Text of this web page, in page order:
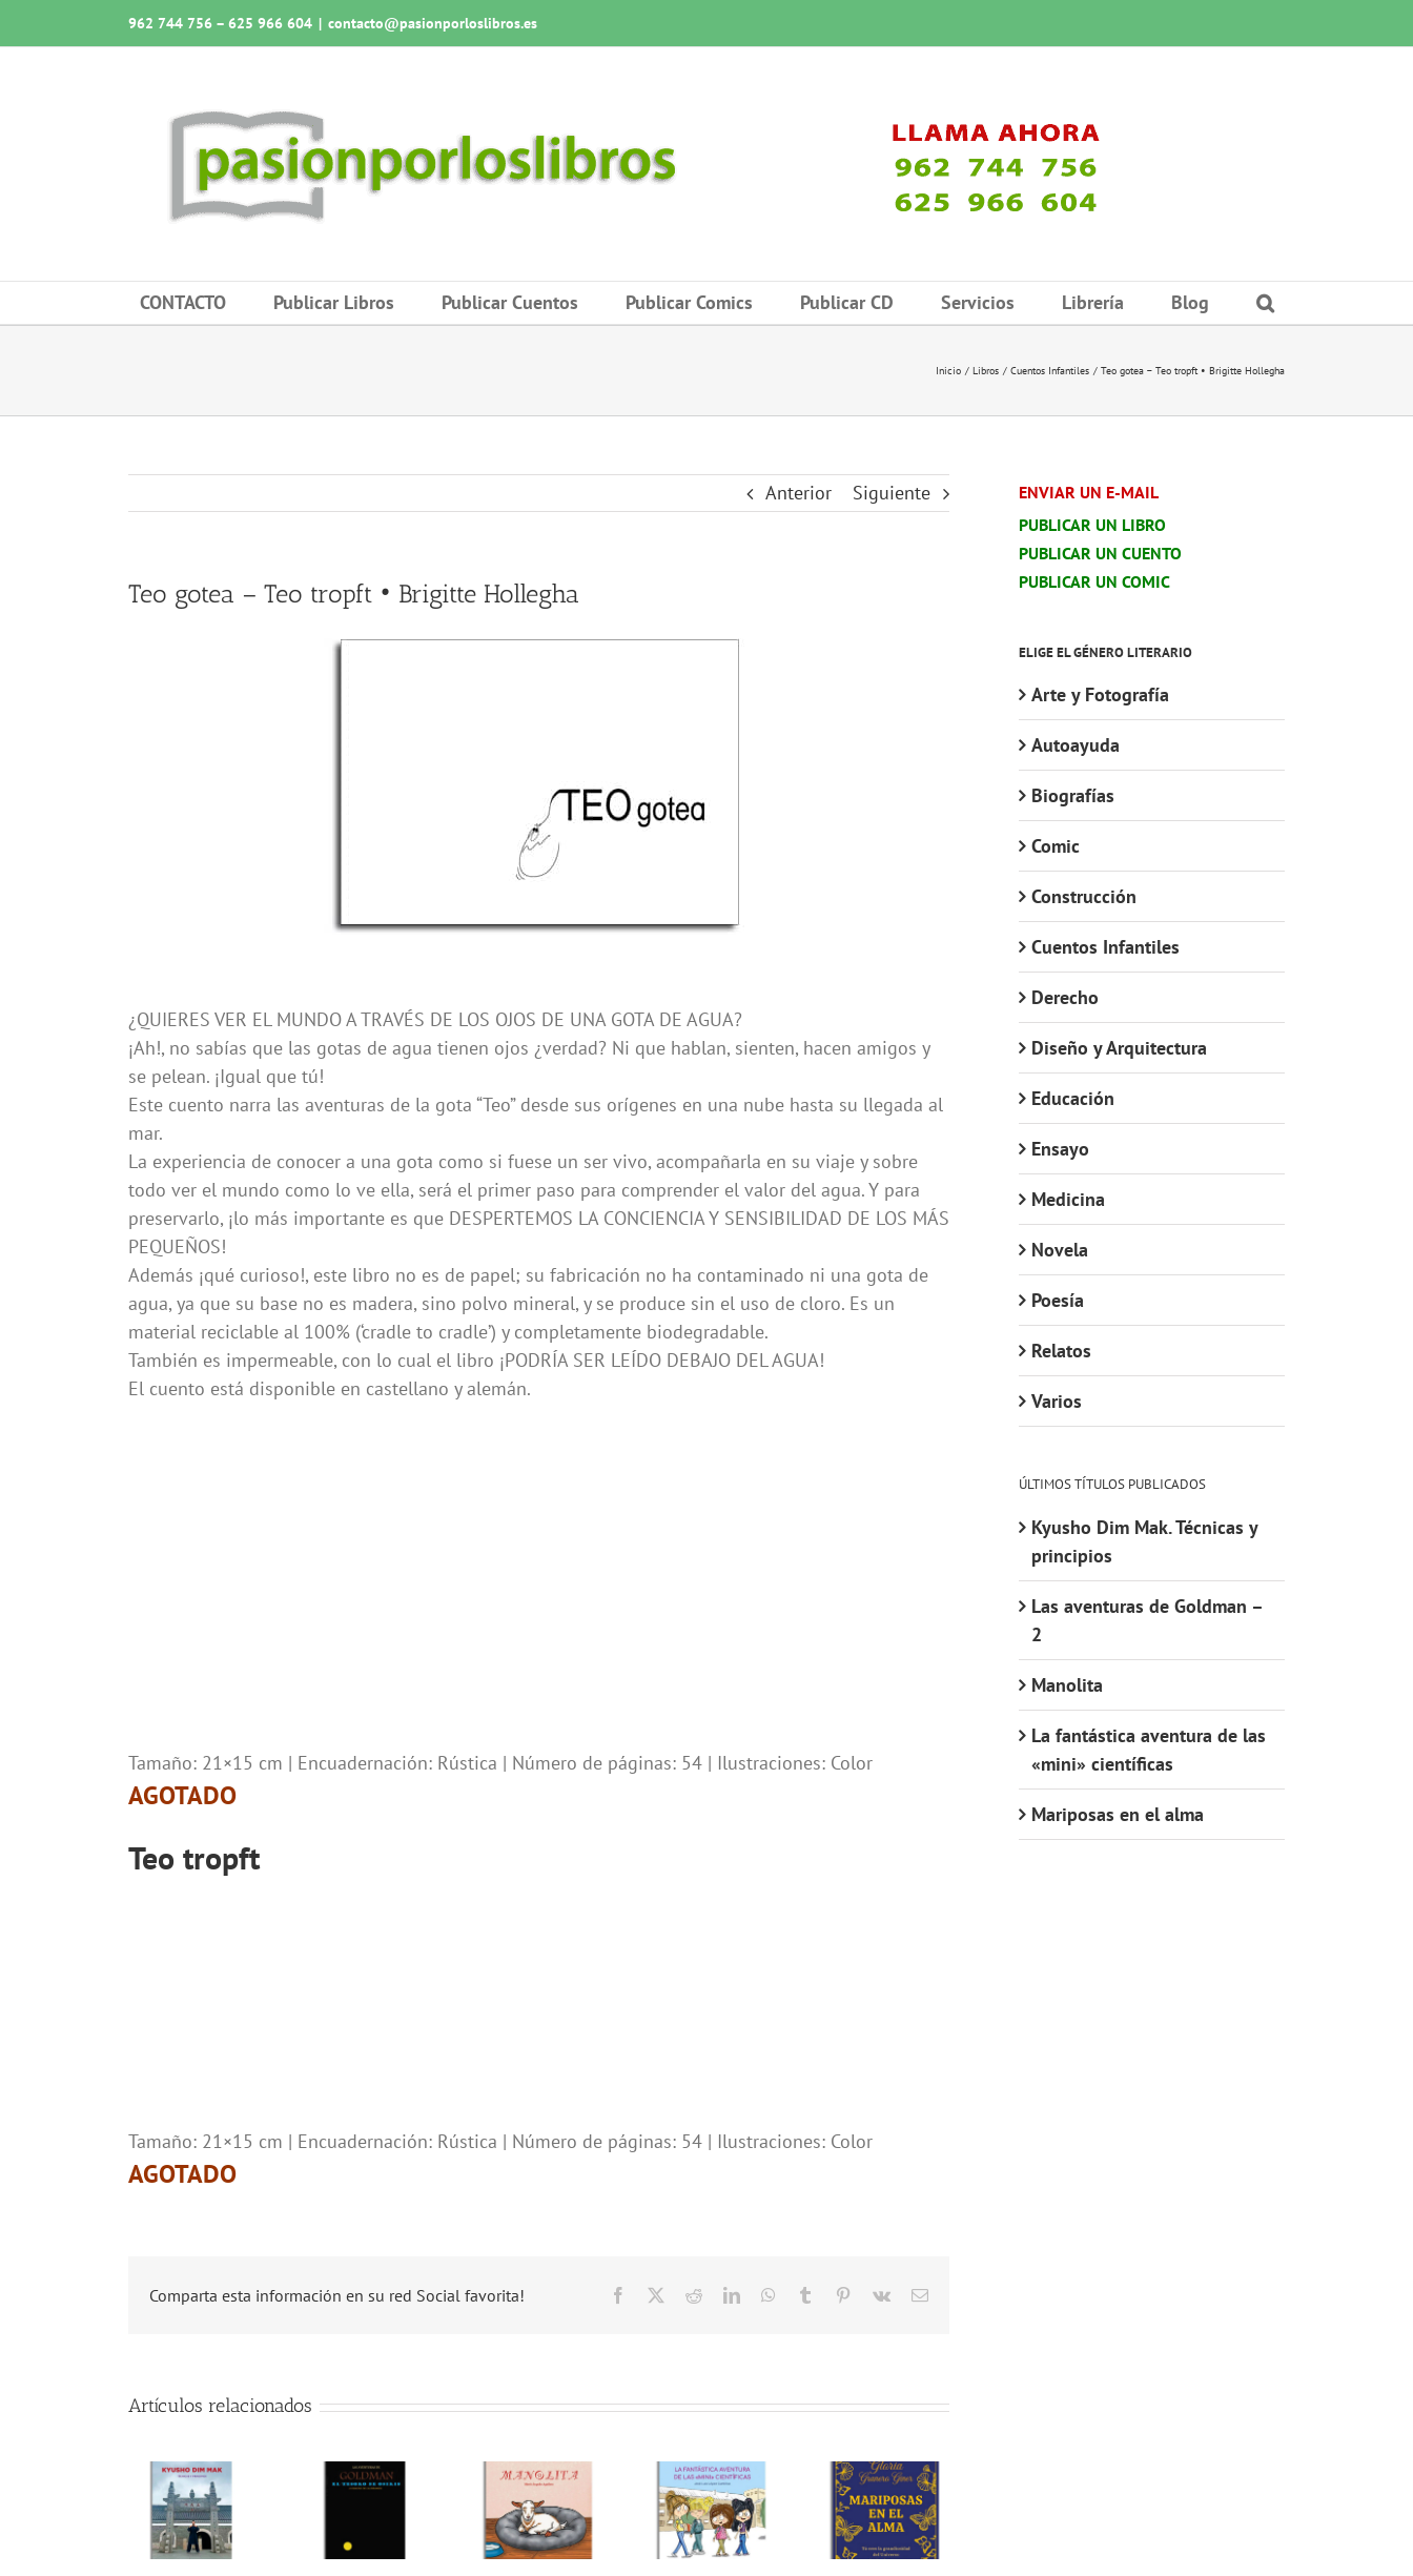
al
962 744 756 – 625 966 604 | contacto@pasionporloslibros.es
CONTACTO Publicar Libros Publicar Cuentos Publicar Comics Publicar CD Servicios Librería Blog
Inicio Libros Cuentos Infantiles Teo gotea – Teo tropft • Brigitte Hollegha
Anterior Siguiente
Teo gotea – Teo tropft • Brigitte Hollegha
¿QUIERES VER EL MUNDO A TRAVÉS DE LOS OJOS DE UNA GOTA DE AGUA?
¡Ah!, no sabías que las gotas de agua tienen ojos ¿verdad? Ni que hablan, sienten, hacen amigos y
se pelean. ¡Igual que tú!
Este cuento narra las aventuras de la gota “Teo” desde sus orígenes en una nube hasta su llegada al
mar.
La experiencia de conocer a una gota como si fuese un ser vivo, acompañarla en su viaje y sobre
todo ver el mundo como lo ve ella, será el primer paso para comprender el valor del agua. Y para
preservarlo, ¡lo más importante es que DESPERTEMOS LA CONCIENCIA Y SENSIBILIDAD DE LOS MÁS
PEQUEÑOS!
Además ¡qué curioso!, este libro no es de papel; su fabricación no ha contaminado ni una gota de
agua, ya que su base no es madera, sino polvo mineral, y se produce sin el uso de cloro. Es un
material reciclable al 100% (‘cradle to cradle’) y completamente biodegradable.
También es impermeable, con lo cual el libro ¡PODRÍA SER LEÍDO DEBAJO DEL AGUA!
El cuento está disponible en castellano y alemán.
Tamaño: 21×15 cm | Encuadernación: Rústica | Número de páginas: 54 | Ilustraciones: Color
AGOTADO
Teo tropft
Tamaño: 21×15 cm | Encuadernación: Rústica | Número de páginas: 54 | Ilustraciones: Color
AGOTADO
Comparta esta información en su red Social favorita! Facebook RedditLinkedInWhatsApp
Tumblr Pinterest
Vk
Correo
Artículos relacionados
ENVIAR UN E-MAIL
PUBLICAR UN LIBRO
PUBLICAR UN CUENTO
PUBLICAR UN COMIC
ELIGE EL GÉNERO LITERARIO
Arte y Fotografía
Autoayuda
Biografías
Comic
Construcción
Cuentos Infantiles
Derecho
Diseño y Arquitectura
Educación
Ensayo
Medicina
Novela
Poesía
Relatos
Varios
ÚLTIMOS TÍTULOS PUBLICADOS
Kyusho Dim Mak. Técnicas y
principios
Las aventuras de Goldman –
2
Manolita
La fantástica aventura de las
«mini» científicas
Mariposas en el alma